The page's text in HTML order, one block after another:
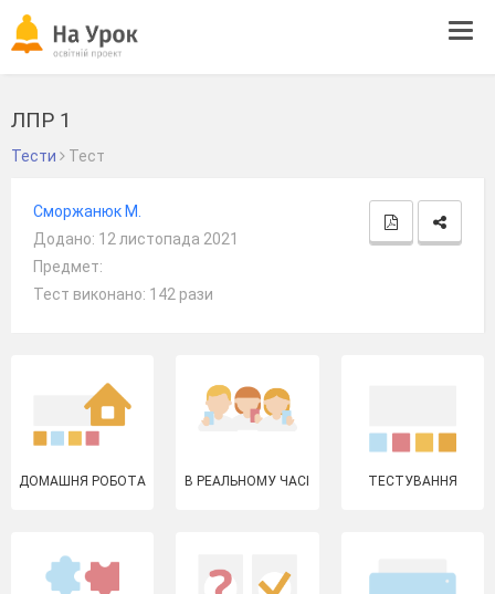
ЛПР 1
Тести Тест
Сморжанюк М.
Додано: 12 листопада 2021
Предмет:
Тест виконано: 142 рази
ДОМАШНЯ РОБОТА В РЕАЛЬНОМУ ЧАСІ ТЕСТУВАННЯ